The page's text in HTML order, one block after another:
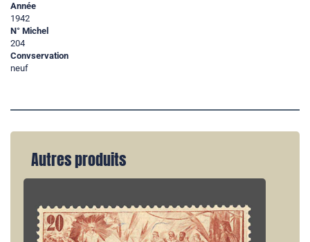
Année
1942
N° Michel
204
Convservation
neuf
Autres produits